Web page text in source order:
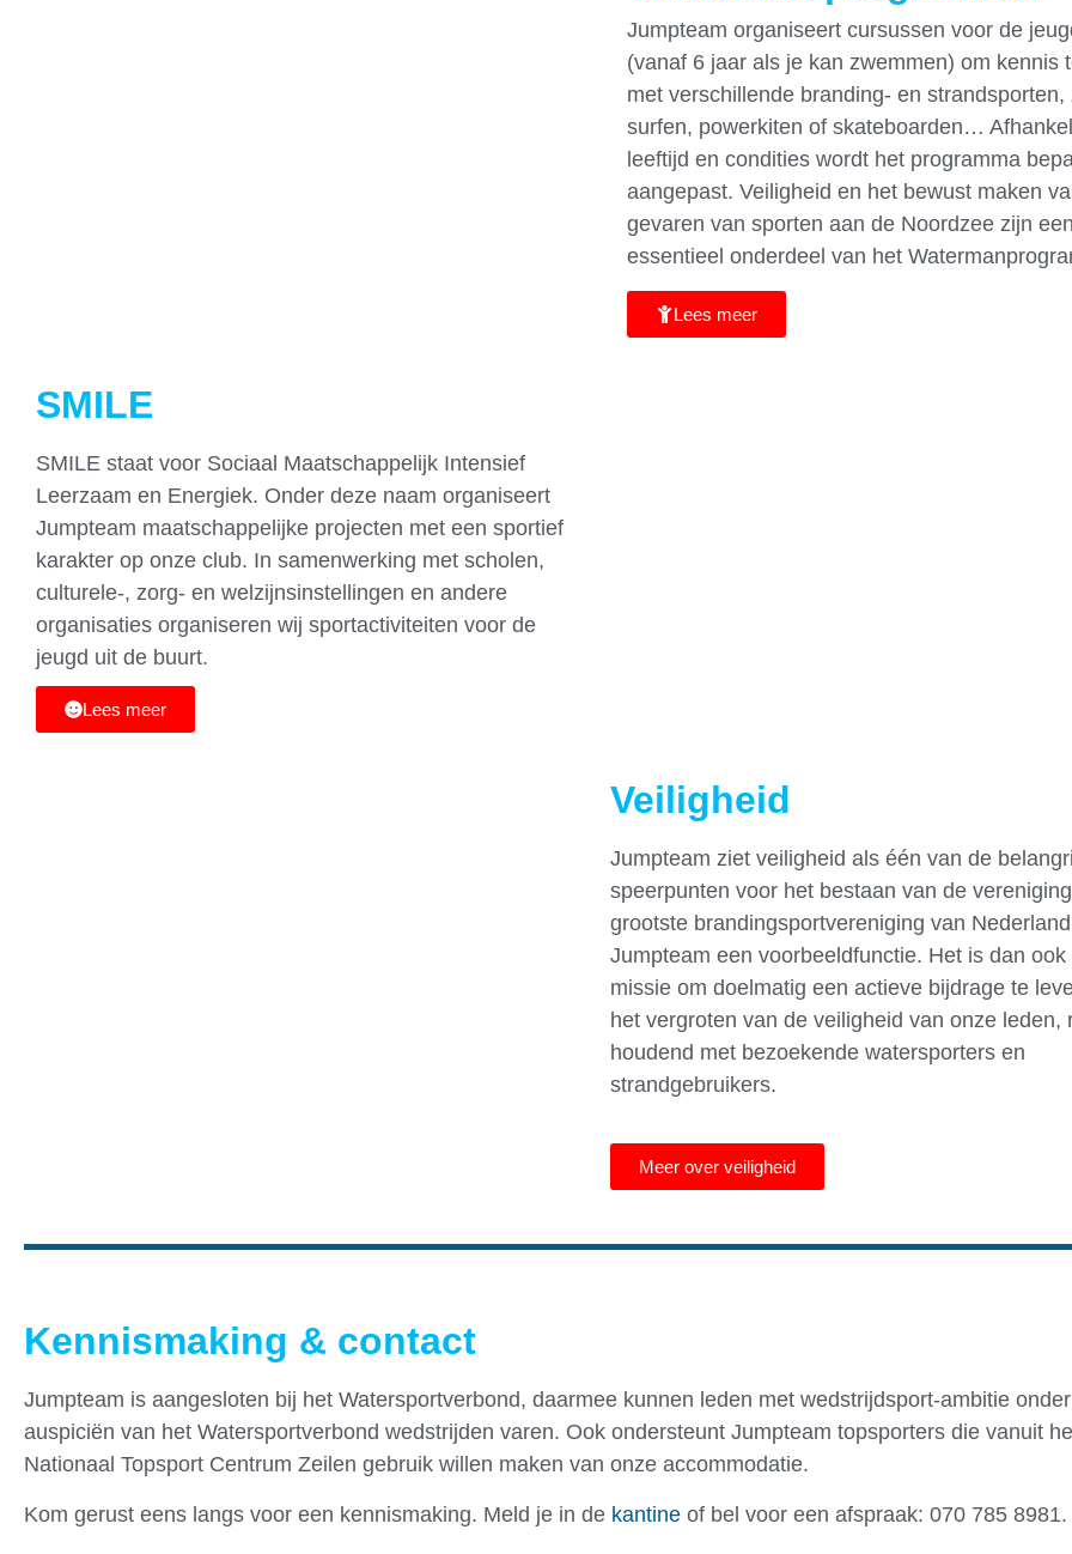
Jumpteam organiseert cursussen voor de
(vanaf 6 jaar als je kan zwemmen) om kennis
met verschillende branding- en strandsporten,
surfen, powerkiten of skateboarden…
leeftijd en condities wordt het programma
aangepast. Veiligheid en het bewust maken
gevaren van sporten aan de Noordzee zijn een
essentieel onderdeel van het
Lees meer
SMILE
SMILE staat voor Sociaal Maatschappelijk Intensief
Leerzaam en Energiek. Onder deze naam organiseert
Jumpteam maatschappelijke projecten met een sportief
karakter op onze club. In samenwerking met scholen,
culturele-, zorg- en welzijnsinstellingen en andere
organisaties organiseren wij sportactiviteiten voor de
jeugd uit de buurt.
Lees meer
Veiligheid
Jumpteam ziet veiligheid als één van de
speerpunten voor het bestaan van de
grootste brandingsportvereniging van
Jumpteam een voorbeeldfunctie. Het is dan ook
missie om doelmatig een actieve bijdrage te
het vergroten van de veiligheid van onze leden,
houdend met bezoekende watersporters en
strandgebruikers.
Meer over veiligheid
Kennismaking & contact
Jumpteam is aangesloten bij het Watersportverbond, daarmee kunnen leden met wedstrijdsport-ambitie
auspiciën van het Watersportverbond wedstrijden varen. Ook ondersteunt Jumpteam topsporters die vanuit
Nationaal Topsport Centrum Zeilen gebruik willen maken van onze accommodatie.
Kom gerust eens langs voor een kennismaking. Meld je in de kantine of bel voor een afspraak: 070 785 8981.